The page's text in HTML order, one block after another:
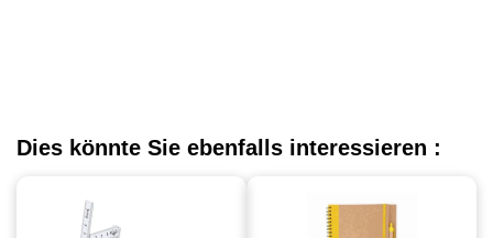
Dies könnte Sie ebenfalls interessieren :